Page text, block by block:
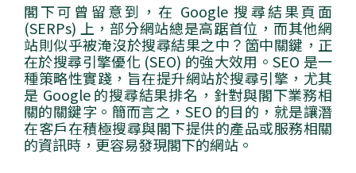
閣下可曾留意到，在 Google 搜尋結果頁面
(SERPs) 上，部分網站總是高踞首位，而其他網
站則似乎被淹沒於搜尋結果之中？箇中關鍵，正
在於搜尋引擎優化 (SEO) 的強大效用。SEO 是一
種策略性實踐，旨在提升網站於搜尋引擎，尤其
是 Google 的搜尋結果排名，針對與閣下業務相
關的關鍵字。簡而言之，SEO 的目的，就是讓潛
在客戶在積極搜尋與閣下提供的產品或服務相關
的資訊時，更容易發現閣下的網站。